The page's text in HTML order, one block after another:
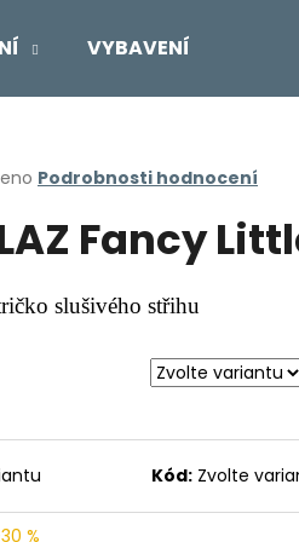
VYBAVENÍ
Podrobnosti hodnocení
Fancy
slušivého střihu
Kód: Zvolte
%